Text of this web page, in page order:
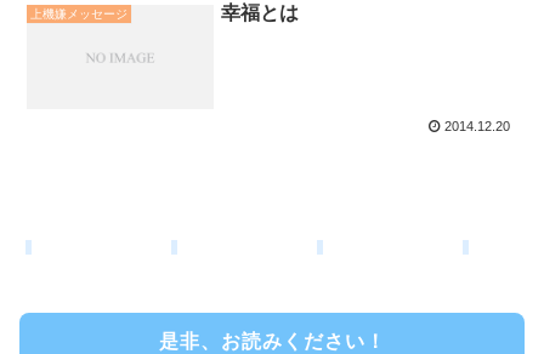
上機嫌メッセージ 幸福とは
2014.12.20
是非、お読みください！